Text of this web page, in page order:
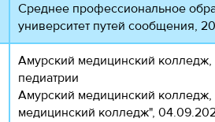
Среднее профессиональное
университет путей сообщения,
Амурский медицинский колледж,
педиатрии
Амурский медицинский
медицинский колледж",